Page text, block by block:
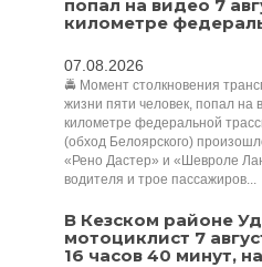
попал на видео 7
километре
07.08.2026
🚔 Момент столкновения
жизни пяти человек, попал на
километре федеральной
(обход Белоярского)
«Рено Дастер» и «Шевроле
водителя и трое пассажиров...
В Кезском районе
мотоциклист 7
16 часов 40 минут,